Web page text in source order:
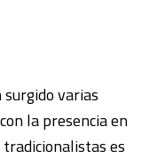
varias
la presencia en
tradicionalistas es